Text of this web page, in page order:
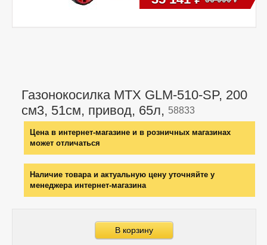
Газонокосилка MTX GLM-510-SP, 200
см3, 51см, привод, 65л, 58833
Цена в интернет-магазине и в розничных магазинах
может отличаться
Наличие товара и актуальную цену уточняйте у
менеджера интернет-магазина
В корзину